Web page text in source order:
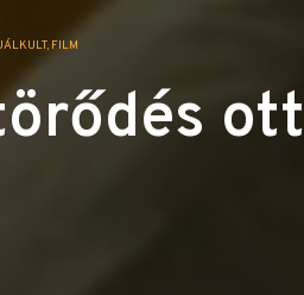
FILM
ott